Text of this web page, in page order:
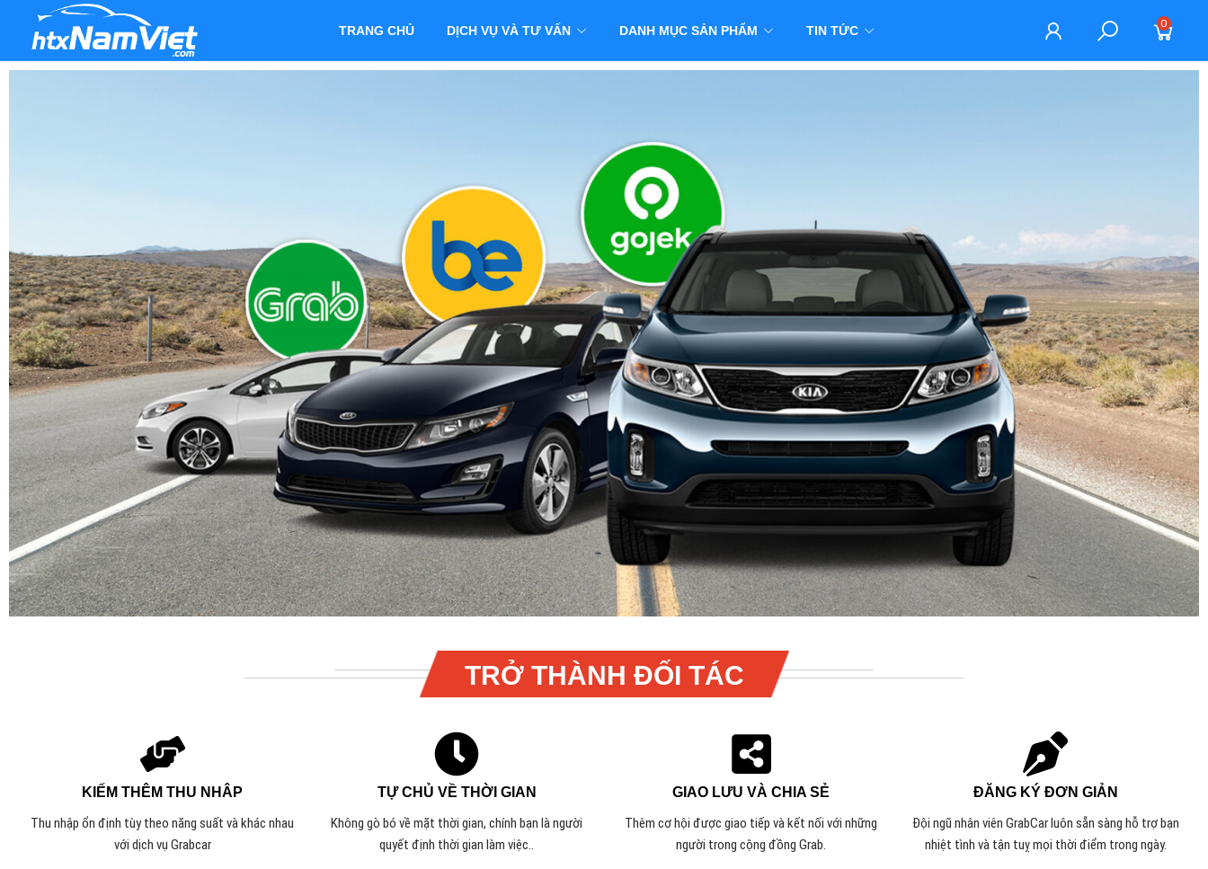
TRANG CHỦ DỊCH VỤ VÀ TƯ VẤN DANH MỤC SẢN PHẨM TIN TỨC 0
TRỞ THÀNH ĐỐI TÁC
KIẾM THÊM THU NHÂP
Thu nhập ổn định tùy theo năng suất và khác nhau
với dịch vụ Grabcar
TỰ CHỦ VỀ THỜI GIAN
Không gò bó về mặt thời gian, chính bạn là người
quyết định thời gian làm việc..
GIAO LƯU VÀ CHIA SẺ
Thêm cơ hội được giao tiếp và kết nối với những
người trong cộng đồng Grab.
ĐĂNG KÝ ĐƠN GIẢN
Đội ngũ nhân viên GrabCar luôn sẵn sàng hỗ trợ bạn
nhiệt tình và tận tuỵ mọi thời điểm trong ngày.